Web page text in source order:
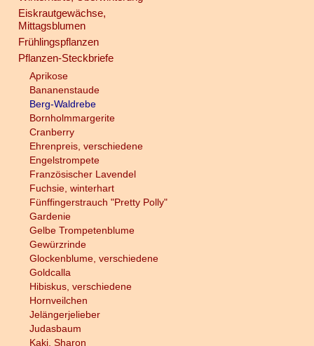
Eiskrautgewächse,
Mittagsblumen
Frühlingspflanzen
Pflanzen-Steckbriefe
Aprikose
Bananenstaude
Berg-Waldrebe
Bornholmmargerite
Cranberry
Ehrenpreis, verschiedene
Engelstrompete
Französischer Lavendel
Fuchsie, winterhart
Fünffingerstrauch "Pretty Polly"
Gardenie
Gelbe Trompetenblume
Gewürzrinde
Glockenblume, verschiedene
Goldcalla
Hibiskus, verschiedene
Hornveilchen
Jelängerjelieber
Judasbaum
Kaki, Sharon